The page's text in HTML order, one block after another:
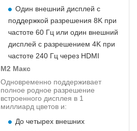
Один внешний дисплей с
поддержкой разрешения 8K при
частоте 60 Гц или один внешний
дисплей с разрешением 4K при
частоте 240 Гц через HDMI
М2 Макс
Одновременно поддерживает
полное родное разрешение
встроенного дисплея в 1
миллиард цветов и:
До четырех внешних